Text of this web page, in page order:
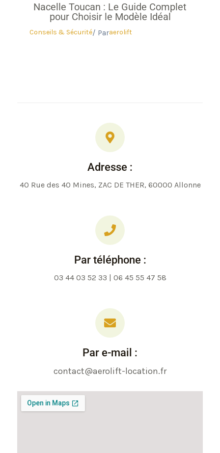
Nacelle Toucan : Le Guide Complet
pour Choisir le Modèle Idéal
Conseils & Sécurité/ Paraerolift
Adresse :
40 Rue des 40 Mines, ZAC DE THER, 60000 Allonne
Par téléphone :
03 44 03 52 33 | 06 45 55 47 58
Par e-mail :
contact@aerolift-location.fr